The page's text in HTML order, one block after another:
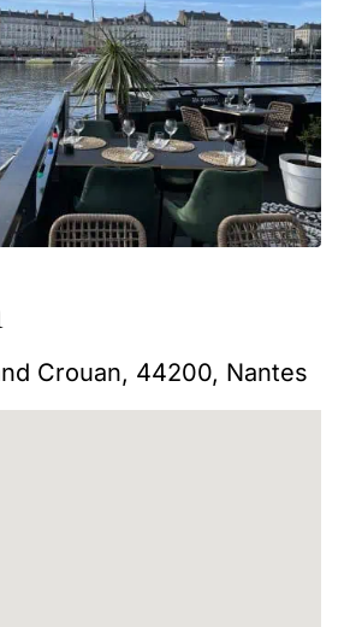
Crouan, 44200, Nantes